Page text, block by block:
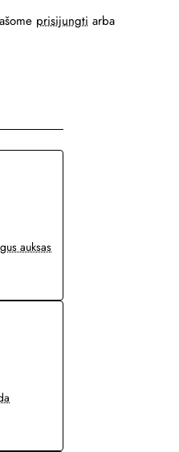
prisijungti arba
auksas